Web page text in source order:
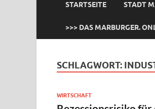
STARTSEITE STADT
>>> DAS MARBURGER.
SCHLAGWORT:
WIRTSCHAFT